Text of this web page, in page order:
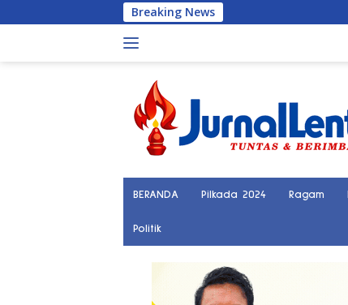
ke
Breaking News
BERANDA Pilkada 2024 Ragam
Politik